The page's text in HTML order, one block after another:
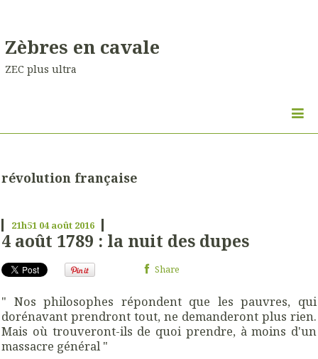
Zèbres en cavale
ZEC plus ultra
révolution française
21h51 04 août 2016
4 août 1789 : la nuit des dupes
Share
" Nos philosophes répondent que les pauvres, qui
dorénavant prendront tout, ne demanderont plus rien.
Mais où trouveront-ils de quoi prendre, à moins d'un
massacre général "